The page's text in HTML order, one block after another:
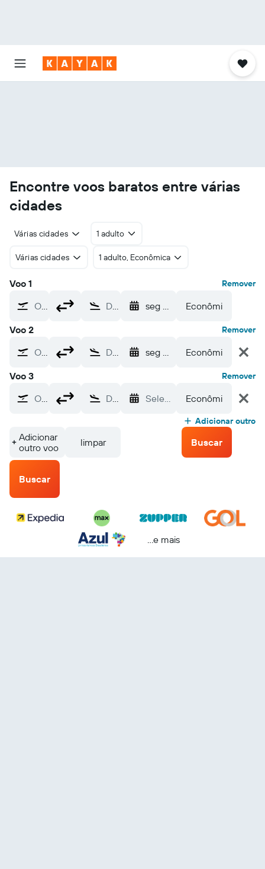
Encontre voos baratos entre várias
cidades
Várias cidades 1 adulto
Várias cidades 1 adulto, Econômica
Voo 1 Remover
Origem Destino seg 7/9
Econômica
Voo 2
Remover
Origem Destino seg 14/9
Econômica
Voo 3
Remover
Origem Destino Selecione as datas Econômica
Adicionar outro
Adicionar
outro voo
limpar Buscar
Buscar
...e mais